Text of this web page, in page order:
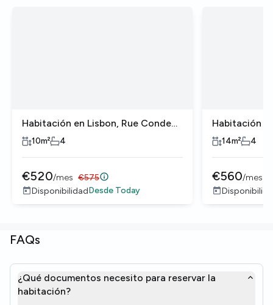
Habitación en Lisbon, Rue Conde
de Redondo
10m² 4
€520/mes €575
DisponibilidadDesde Today
Habitación
de Redondo
14m² 4
€560/mes
FAQs
¿Qué documentos necesito para reservar la
habitación?